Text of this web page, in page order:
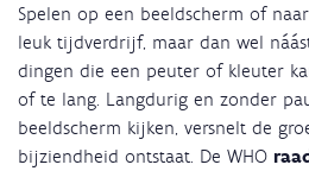
Spelen op een beeldscherm of
leuk tijdverdrijf, maar dan wel
dingen die een peuter of kleuter
of te lang. Langdurig en zonder
beeldscherm kijken, versnelt de
bijziendheid ontstaat. De WHO